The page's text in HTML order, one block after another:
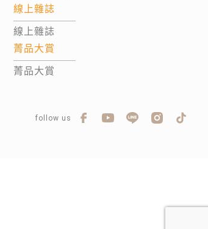
線上雜誌
線上雜誌
菁品大賞
菁品大賞
follow us